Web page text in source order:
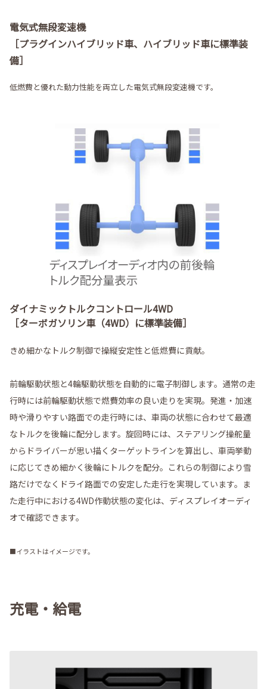
電気式無段変速機
［プラグインハイブリッド車、ハイブリッド車に標準装
備］
低燃費と優れた動力性能を両立した電気式無段変速機です。
ダイナミックトルクコントロール4WD
［ターボガソリン車（4WD）に標準装備］
きめ細かなトルク制御で操縦安定性と低燃費に貢献。
前輪駆動状態と4輪駆動状態を自動的に電子制御します。通常の走
行時には前輪駆動状態で燃費効率の良い走りを実現。発進・加速
時や滑りやすい路面での走行時には、車両の状態に合わせて最適
なトルクを後輪に配分します。旋回時には、ステアリング操舵量
からドライバーが思い描くターゲットラインを算出し、車両挙動
に応じてきめ細かく後輪にトルクを配分。これらの制御により雪
路だけでなくドライ路面での安定した走行を実現しています。ま
た走行中における4WD作動状態の変化は、ディスプレイオーディ
オで確認できます。
■イラストはイメージです。
充電・給電